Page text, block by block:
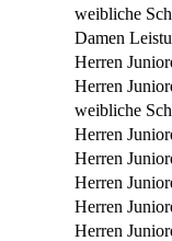
weibliche
Damen
Herren
Herren
weibliche
Herren
Herren
Herren
Herren
Herren